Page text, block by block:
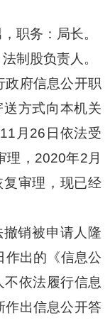
职务：局长。
制股负责人。
府信息公开职
方式向本机关
月26日依法受
理，2020年2月
审理，现已经
销被申请人隆
作出的《信息公
依法履行信息
作出信息公开答